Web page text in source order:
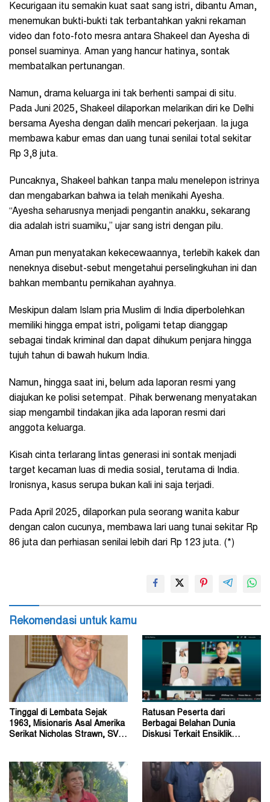
Kecurigaan itu semakin kuat saat sang istri, dibantu Aman,
menemukan bukti-bukti tak terbantahkan yakni rekaman
video dan foto-foto mesra antara Shakeel dan Ayesha di
ponsel suaminya. Aman yang hancur hatinya, sontak
membatalkan pertunangan.
Namun, drama keluarga ini tak berhenti sampai di situ.
Pada Juni 2025, Shakeel dilaporkan melarikan diri ke Delhi
bersama Ayesha dengan dalih mencari pekerjaan. Ia juga
membawa kabur emas dan uang tunai senilai total sekitar
Rp 3,8 juta.
Puncaknya, Shakeel bahkan tanpa malu menelepon istrinya
dan mengabarkan bahwa ia telah menikahi Ayesha.
“Ayesha seharusnya menjadi pengantin anakku, sekarang
dia adalah istri suamiku,” ujar sang istri dengan pilu.
Aman pun menyatakan kekecewaannya, terlebih kakek dan
neneknya disebut-sebut mengetahui perselingkuhan ini dan
bahkan membantu pernikahan ayahnya.
Meskipun dalam Islam pria Muslim di India diperbolehkan
memiliki hingga empat istri, poligami tetap dianggap
sebagai tindak kriminal dan dapat dihukum penjara hingga
tujuh tahun di bawah hukum India.
Namun, hingga saat ini, belum ada laporan resmi yang
diajukan ke polisi setempat. Pihak berwenang menyatakan
siap mengambil tindakan jika ada laporan resmi dari
anggota keluarga.
Kisah cinta terlarang lintas generasi ini sontak menjadi
target kecaman luas di media sosial, terutama di India.
Ironisnya, kasus serupa bukan kali ini saja terjadi.
Pada April 2025, dilaporkan pula seorang wanita kabur
dengan calon cucunya, membawa lari uang tunai sekitar Rp
86 juta dan perhiasan senilai lebih dari Rp 123 juta. (*)
Rekomendasi untuk kamu
Tinggal di Lembata Sejak
1963, Misionaris Asal Amerika
Serikat Nicholas Strawn, SVD
Ratusan Peserta dari
Berbagai Belahan Dunia
Diskusi Terkait Ensiklik